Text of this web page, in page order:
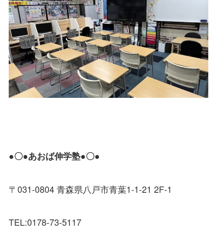
●〇●あおば伸学塾●〇●
〒031-0804 青森県八戸市青葉1-1-21 2F-1
TEL:0178-73-5117